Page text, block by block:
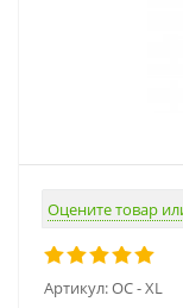
Оцените товар
Артикул:OC - XL